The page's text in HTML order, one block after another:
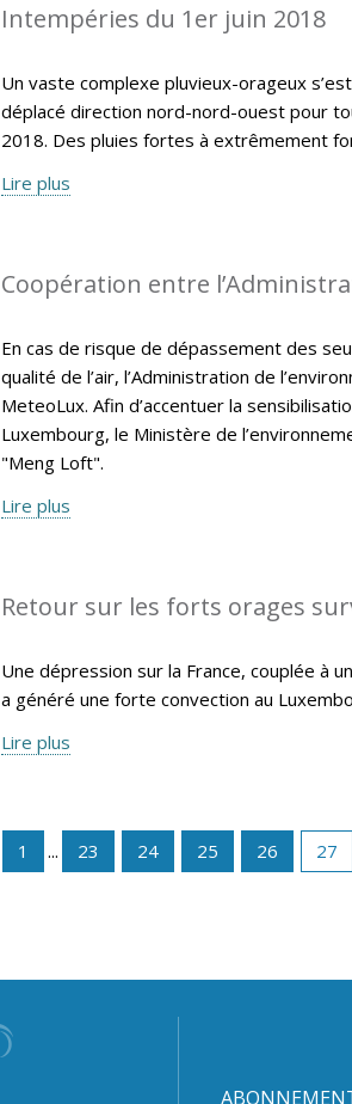
Intempéries du 1er juin 2018
Un vaste complexe pluvieux-orageux
déplacé direction nord-nord-ouest pour
2018. Des pluies fortes à extrêmement
Lire plus
Coopération entre
En cas de risque de dépassement des
qualité de l’air, l’Administration de
MeteoLux. Afin d’accentuer la
Luxembourg, le Ministère de
"Meng Loft".
Lire plus
Retour sur les forts orages
Une dépression sur la France, couplée à
a généré une forte convection au
Lire plus
1 ... 23 24 25 26 27